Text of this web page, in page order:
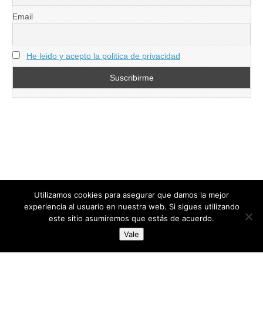
Email
He leido y acepto la politica de privacidad
directoresdeseguridad.es
Diseñado por Centro Andaluz de Estudios y Entrenamiento
Utilizamos cookies para asegurar que damos la mejor
experiencia al usuario en nuestra web. Si sigues utilizando
este sitio asumiremos que estás de acuerdo.
Vale